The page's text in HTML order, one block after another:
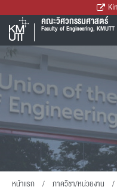
คณะวิศวกรรมศาสตร์
Faculty of Engineering, KMUTT
หน้าแรก ภาควิชา/หน่วยงาน